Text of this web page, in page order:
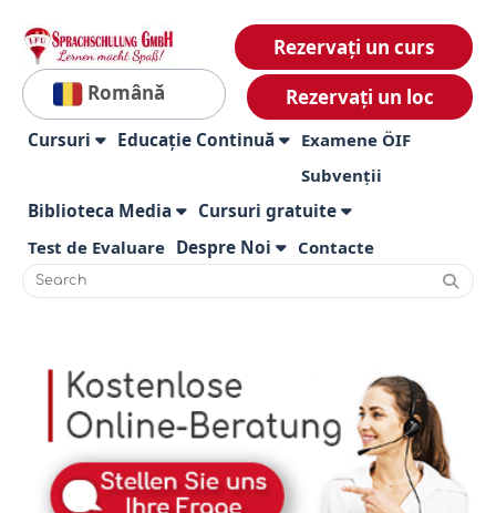
Română
Rezervați un curs
Rezervați un loc
Cursuri Educație Continuă
Examene ÖIF
Subvenții
Biblioteca Media Cursuri gratuite
Test de Evaluare Despre Noi Contacte